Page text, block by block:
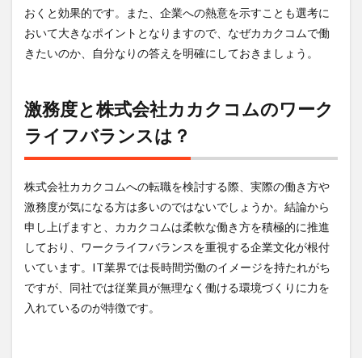
おくと効果的です。また、企業への熱意を示すことも選考に
おいて大きなポイントとなりますので、なぜカカクコムで働
きたいのか、自分なりの答えを明確にしておきましょう。
激務度と株式会社カカクコムのワーク
ライフバランスは？
株式会社カカクコムへの転職を検討する際、実際の働き方や
激務度が気になる方は多いのではないでしょうか。結論から
申し上げますと、カカクコムは柔軟な働き方を積極的に推進
しており、ワークライフバランスを重視する企業文化が根付
いています。IT業界では長時間労働のイメージを持たれがち
ですが、同社では従業員が無理なく働ける環境づくりに力を
入れているのが特徴です。